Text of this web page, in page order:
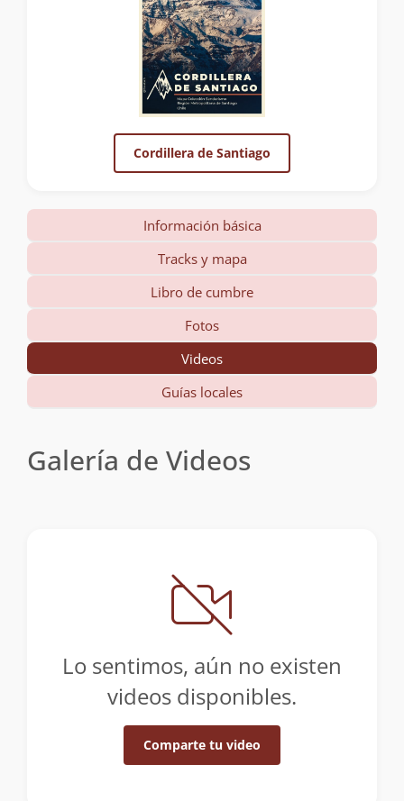
Cordillera de Santiago
Información básica
Tracks y mapa
Libro de cumbre
Fotos
Videos
Guías locales
Galería de Videos
Lo sentimos, aún no existen
videos disponibles.
Comparte tu video